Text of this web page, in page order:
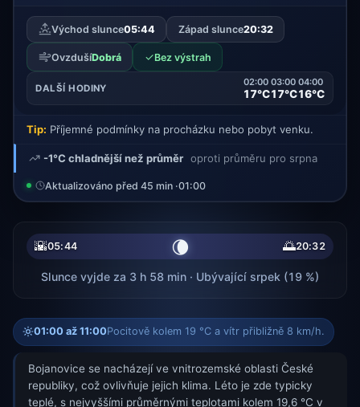
Východ slunce05:44 Západ slunce20:32
OvzdušíDobrá ✓Bez výstrah
DALŠÍ HODINY
02:00
17°C
03:00
17°C
04:00
16°C
Tip: Příjemné podmínky na procházku nebo pobyt venku.
-1°C chladnější než průměr oproti průměru pro srpna
Aktualizováno před 45 min ·01:00
🌇05:44 🌘 🌅20:32
Slunce vyjde za 3 h 58 min · Ubývající srpek (19 %)
01:00 až 11:00Pocitově kolem 19 °C a vítr přibližně 8 km/h.
Bojanovice se nacházejí ve vnitrozemské oblasti České
republiky, což ovlivňuje jejich klima. Léto je zde typicky
teplé, s nejvyššími průměrnými teplotami kolem 19,6 °C v